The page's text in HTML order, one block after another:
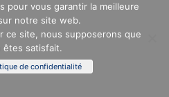
2026 Signos
de confidentialité
pour vous garantir la meilleure
notre site web.
ce site, nous supposerons que
êtes satisfait.
de confidentialité